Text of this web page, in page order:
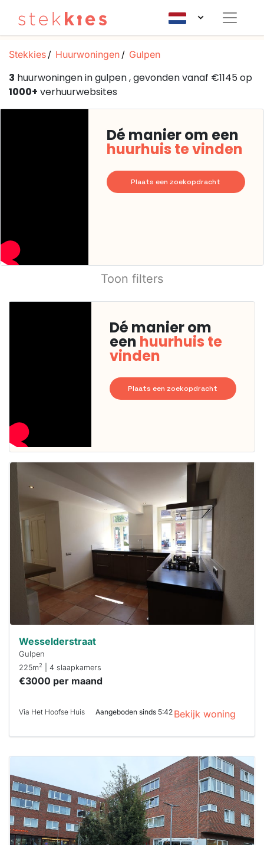
Stekkies Huurwoningen Gulpen
3 huurwoningen in gulpen , gevonden vanaf €1145 op
1000+ verhuurwebsites
Dé manier om een
huurhuis te vinden
Plaats een zoekopdracht
Toon filters
Dé manier om
een huurhuis te
vinden
Plaats een zoekopdracht
maken moet je
Stekkies helpt
Wesselderstraat
Gulpen
225m2 | 4 slaapkamers
€3000 per maand
Via Het Hoofse Huis Aangeboden sinds 5:42 Bekijk woning
is
waarschijnlijk
al verhuurd
Om kans te
maken moet je
binnen 15
minuten
reageren.